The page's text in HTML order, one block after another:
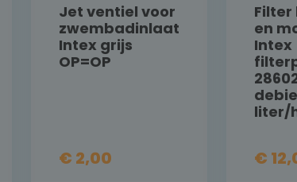
Jet ventiel voor
zwembadinlaat
Intex grijs
OP=OP
€ 2,00
Filter
en
Intex
liter/
€